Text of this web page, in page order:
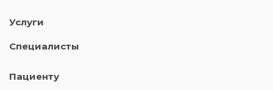
Услуги
Специалисты
Пациенту